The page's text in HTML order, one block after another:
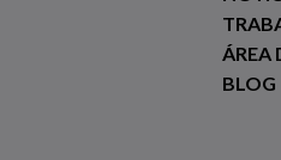
ÁREA
BLOG